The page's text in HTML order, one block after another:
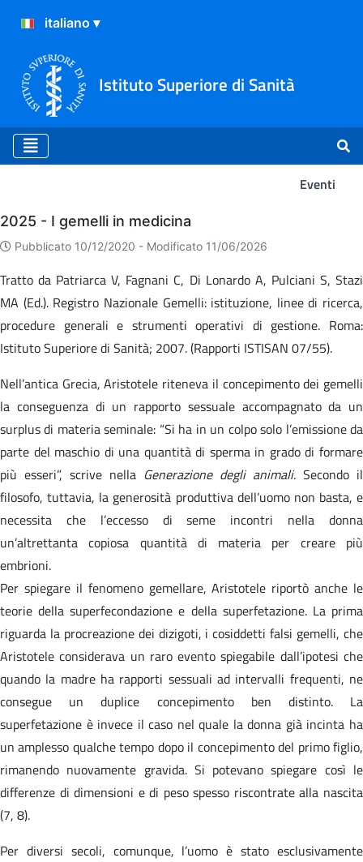
Istituto Superiore di Sanità
Eventi
Eventi
2025 - I gemelli in medicina
Pubblicato 10/12/2020 - Modificato 11/06/2026
Tratto da Patriarca V, Fagnani C, Di Lonardo A, Pulciani S, Stazi
MA (Ed.). Registro Nazionale Gemelli: istituzione, linee di ricerca,
procedure generali e strumenti operativi di gestione. Roma:
Istituto Superiore di Sanità; 2007. (Rapporti ISTISAN 07/55).​
Nell’antica Grecia, Aristotele riteneva il concepimento dei gemelli
la conseguenza di un rapporto sessuale accompagnato da un
surplus di materia seminale: “Si ha in un colpo solo l’emissione da
parte del maschio di una quantità di sperma in grado di formare
più esseri”, scrive nella Generazione degli animali. Secondo il
filosofo, tuttavia, la generosità produttiva dell’uomo non basta, e
necessita che l’eccesso di seme incontri nella donna
un’altrettanta copiosa quantità di materia per creare più
embrioni.
Per spiegare il fenomeno gemellare, Aristotele riportò anche le
teorie della superfecondazione e della superfetazione. La prima
riguarda la procreazione dei dizigoti, i cosiddetti falsi gemelli, che
Aristotele considerava un raro evento spiegabile dall’ipotesi che
quando la madre ha rapporti sessuali ad intervalli frequenti, ne
consegue un duplice concepimento ben distinto. La
superfetazione è invece il caso nel quale la donna già incinta ha
un amplesso qualche tempo dopo il concepimento del primo figlio,
rimanendo nuovamente gravida. Si potevano spiegare così le
differenze di dimensioni e di peso spesso riscontrate alla nascita
(7, 8).
Per diversi secoli, comunque, l’uomo è stato esclusivamente